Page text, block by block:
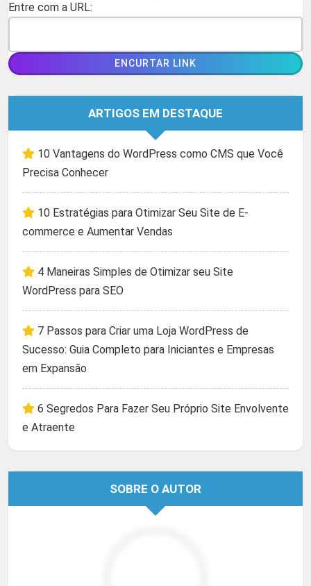
Entre com a URL:
ARTIGOS EM DESTAQUE
10 Vantagens do WordPress como CMS que Você
Precisa Conhecer
10 Estratégias para Otimizar Seu Site de E-
commerce e Aumentar Vendas
4 Maneiras Simples de Otimizar seu Site
WordPress para SEO
7 Passos para Criar uma Loja WordPress de
Sucesso: Guia Completo para Iniciantes e Empresas
em Expansão
6 Segredos Para Fazer Seu Próprio Site Envolvente
e Atraente
SOBRE O AUTOR